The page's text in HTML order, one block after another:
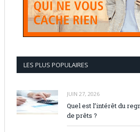
LES PLUS POPULAIRES
JUIN 27, 2026
Quel est l’intérêt du
de prêts ?